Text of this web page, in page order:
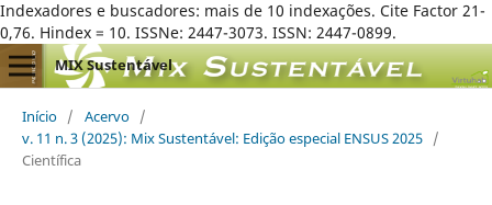
Indexadores e buscadores: mais de 10 indexações. Cite Factor 21-
0,76. Hindex = 10. ISSNe: 2447-3073. ISSN: 2447-0899.
MIX Sustentável
Início / Acervo /
v. 11 n. 3 (2025): Mix Sustentável: Edição especial ENSUS 2025 /
Científica